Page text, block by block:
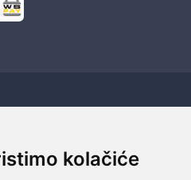
kolačiće
vas
novaca